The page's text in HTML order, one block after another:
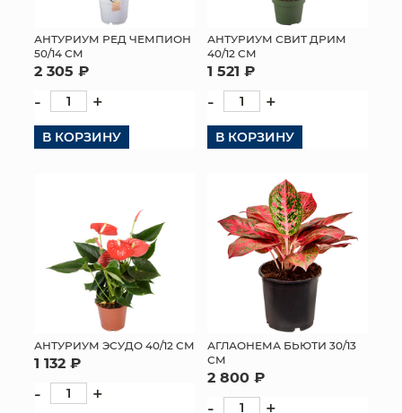
АНТУРИУМ РЕД ЧЕМПИОН
50/14 СМ
2 305 ₽
- +
В КОРЗИНУ
АНТУРИУМ СВИТ ДРИМ
40/12 СМ
1 521 ₽
- +
В КОРЗИНУ
АНТУРИУМ ЭСУДО 40/12 СМ
1 132 ₽
- +
АГЛАОНЕМА БЬЮТИ 30/13
СМ
2 800 ₽
- +